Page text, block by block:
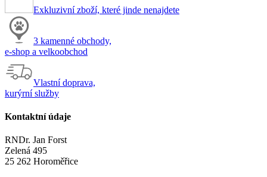
Exkluzivní zboží, které jinde nenajdete
3 kamenné obchody,
e-shop a velkoobchod
Vlastní doprava,
kurýrní služby
Kontaktní údaje
RNDr. Jan Forst
Zelená 495
25 262 Horoměřice